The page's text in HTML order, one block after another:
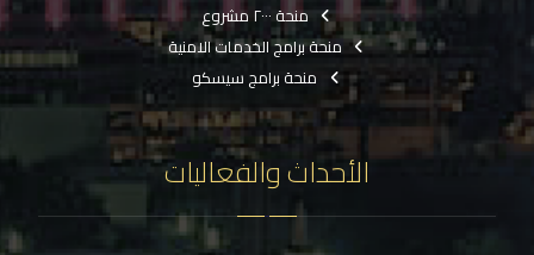
منحة ٢٠٠٠ مشروع
منحة برامج الخدمات الامنية
منحة برامج سيسكو
الأحداث والفعاليات